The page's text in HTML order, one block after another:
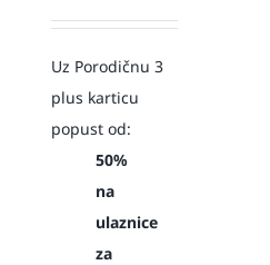
Uz Porodičnu 3
plus karticu
popust od:
50%
na
ulaznice
za